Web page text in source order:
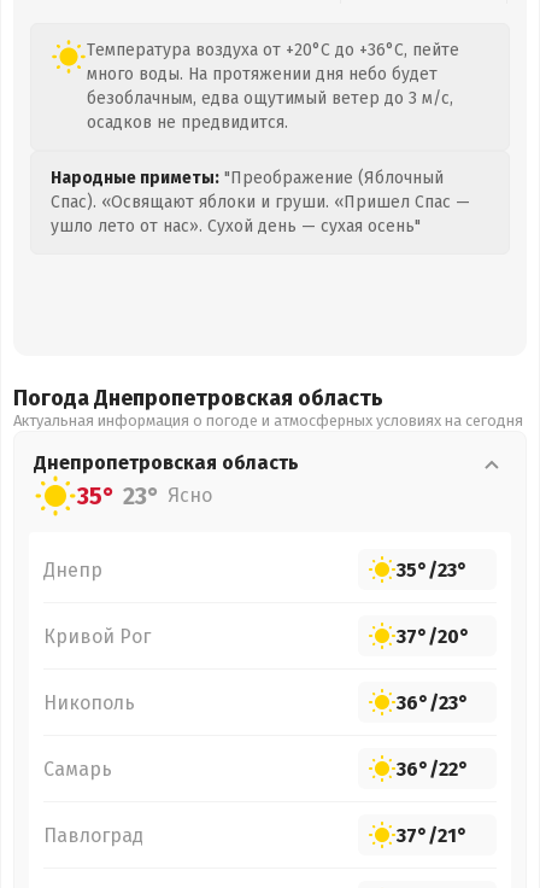
Температура воздуха от +20°C до +36°C, пейте
много воды. На протяжении дня небо будет
безоблачным, едва ощутимый ветер до 3 м/с,
осадков не предвидится.
Народные приметы: "Преображение (Яблочный
Спас). «Освящают яблоки и груши. «Пришел Спас —
ушло лето от нас». Сухой день — сухая осень"
Погода Днепропетровская область
Актуальная информация о погоде и атмосферных условиях на сегодня
Днепропетровская область
35° 23° Ясно
Днепр 35°/23°
Кривой Рог 37°/20°
Никополь 36°/23°
Самарь 36°/22°
Павлоград 37°/21°